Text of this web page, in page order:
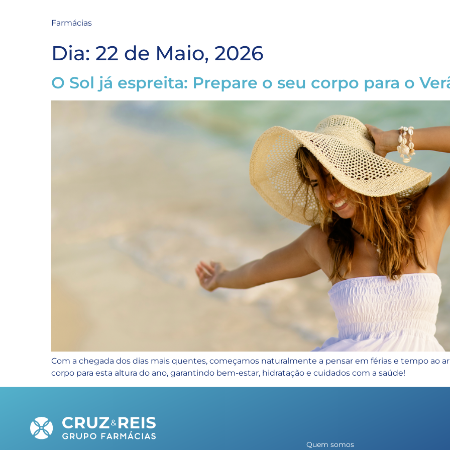
Farmácias
Dia: 22 de Maio, 2026
O Sol já espreita: Prepare o seu corpo para o
Com a chegada dos dias mais quentes, começamos naturalmente a pensar em férias e tempo ao
corpo para esta altura do ano, garantindo bem-estar, hidratação e cuidados com a saúde!
Quem somos